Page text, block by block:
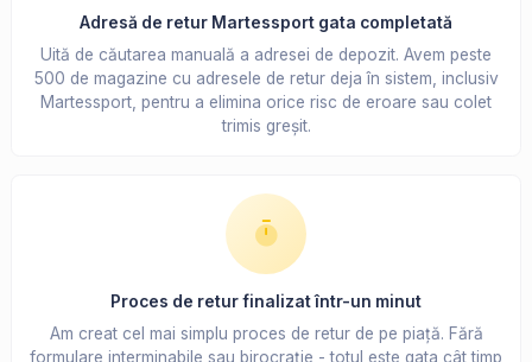
Adresă de retur Martessport gata completată
Uită de căutarea manuală a adresei de depozit. Avem peste
500 de magazine cu adresele de retur deja în sistem, inclusiv
Martessport, pentru a elimina orice risc de eroare sau colet
trimis greșit.
Proces de retur finalizat într-un minut
Am creat cel mai simplu proces de retur de pe piață. Fără
formulare interminabile sau birocrație - totul este gata cât timp